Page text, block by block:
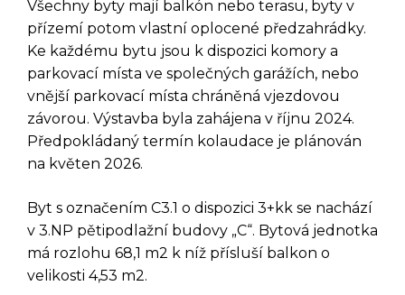
Všechny byty mají balkón nebo terasu, byty v
přízemí potom vlastní oplocené předzahrádky.
Ke každému bytu jsou k dispozici komory a
parkovací místa ve společných garážích, nebo
vnější parkovací místa chráněná vjezdovou
závorou. Výstavba byla zahájena v říjnu 2024.
Předpokládaný termín kolaudace je plánován
na květen 2026.
Byt s označením C3.1 o dispozici 3+kk se nachází
v 3.NP pětipodlažní budovy „C“. Bytová jednotka
má rozlohu 68,1 m2 k níž přísluší balkon o
velikosti 4,53 m2.